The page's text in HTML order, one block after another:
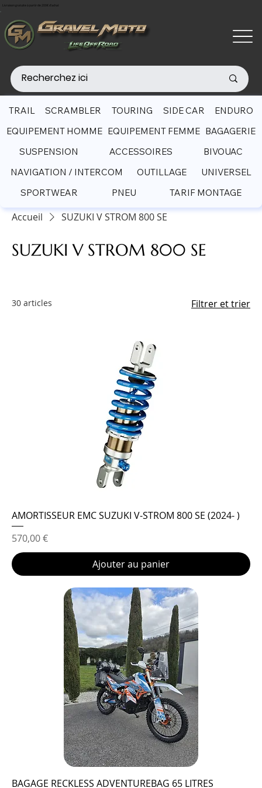
Livraison gratuite à partir de 200€ d'achat
Accueil SUZUKI V STROM 800 SE
SUZUKI V STROM 800 SE
30 articles Filtrer et trier
AMORTISSEUR EMC SUZUKI V-STROM 800 SE (2024- )
Prix
570,00 €
Ajouter au panier
BAGAGE RECKLESS ADVENTUREBAG 65 LITRES
TRAIL SCRAMBLER TOURING SIDE CAR
ENDURO
EQUIPEMENT HOMME EQUIPEMENT FEMME BAGAGERIE
SUSPENSION
ACCESSOIRES
BIVOUAC
NAVIGATION / INTERCOM
OUTILLAGE
UNIVERSEL
SPORTWEAR
PNEU TARIF MONTAGE